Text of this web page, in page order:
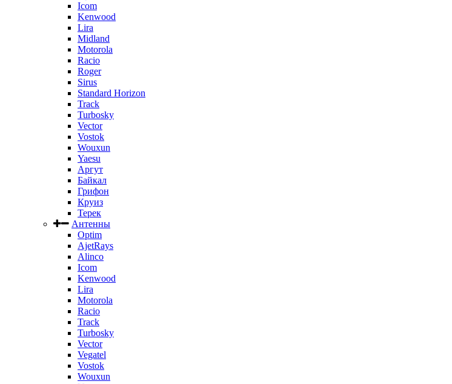
Icom
Kenwood
Lira
Midland
Motorola
Racio
Roger
Sirus
Standard Horizon
Track
Turbosky
Vector
Vostok
Wouxun
Yaesu
Аргут
Байкал
Грифон
Круиз
Терек
Антенны
Optim
AjetRays
Alinco
Icom
Kenwood
Lira
Motorola
Racio
Track
Turbosky
Vector
Vegatel
Vostok
Wouxun